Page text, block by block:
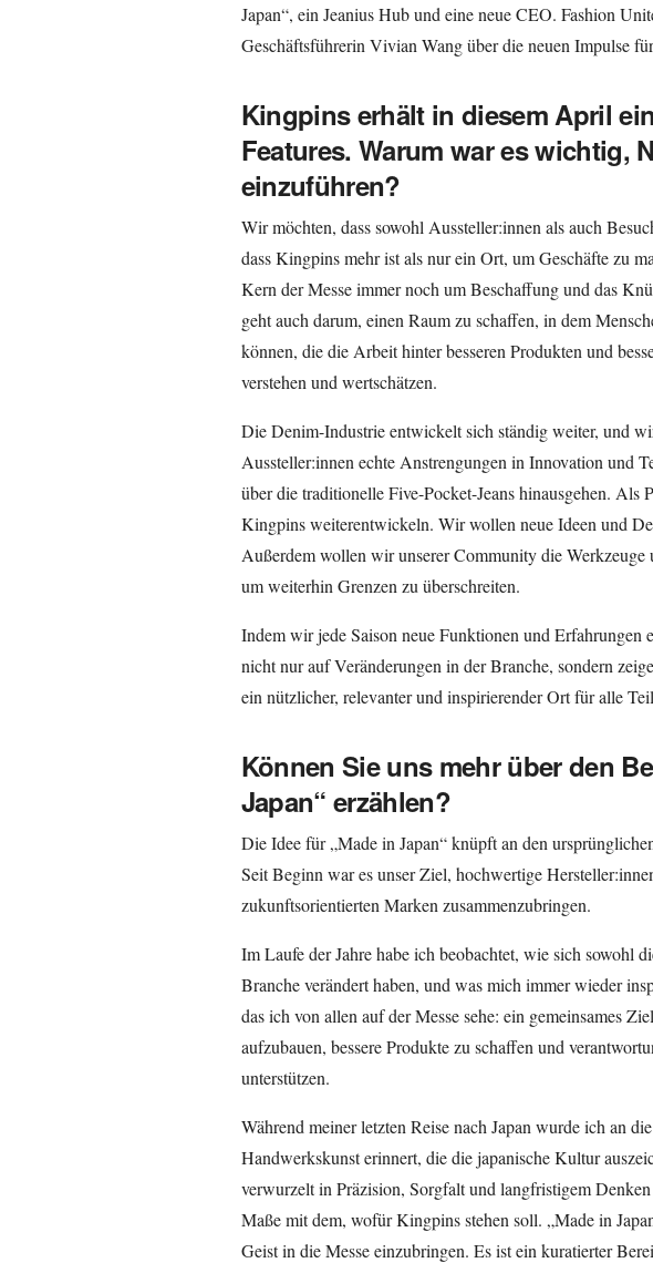
Japan“, ein Jeanius Hub und eine neue CEO. Fashion
Geschäftsführerin Vivian Wang über die neuen Impulse
Kingpins erhält in diesem April
Features. Warum war es wichtig,
einzuführen?
Wir möchten, dass sowohl Aussteller:innen als auch
dass Kingpins mehr ist als nur ein Ort, um Geschäfte zu
Kern der Messe immer noch um Beschaffung und das
geht auch darum, einen Raum zu schaffen, in dem
können, die die Arbeit hinter besseren Produkten und
verstehen und wertschätzen.
Die Denim-Industrie entwickelt sich ständig weiter, und
Aussteller:innen echte Anstrengungen in Innovation und
über die traditionelle Five-Pocket-Jeans hinausgehen. Als
Kingpins weiterentwickeln. Wir wollen neue Ideen und
Außerdem wollen wir unserer Community die
um weiterhin Grenzen zu überschreiten.
Indem wir jede Saison neue Funktionen und Erfahrungen
nicht nur auf Veränderungen in der Branche, sondern
ein nützlicher, relevanter und inspirierender Ort für alle
Können Sie uns mehr über den
Japan“ erzählen?
Die Idee für „Made in Japan“ knüpft an den
Seit Beginn war es unser Ziel, hochwertige
zukunftsorientierten Marken zusammenzubringen.
Im Laufe der Jahre habe ich beobachtet, wie sich sowohl
Branche verändert haben, und was mich immer wieder
das ich von allen auf der Messe sehe: ein gemeinsames
aufzubauen, bessere Produkte zu schaffen und
unterstützen.
Während meiner letzten Reise nach Japan wurde ich an
Handwerkskunst erinnert, die die japanische Kultur
verwurzelt in Präzision, Sorgfalt und langfristigem
Maße mit dem, wofür Kingpins stehen soll. „Made in
Geist in die Messe einzubringen. Es ist ein kuratierter